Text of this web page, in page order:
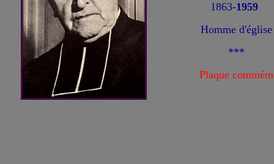
1863-1959
Homme d'église
***
Plaque